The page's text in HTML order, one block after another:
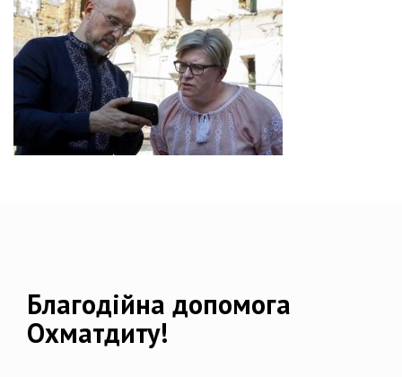
Благодійна допомога
Охматдиту!